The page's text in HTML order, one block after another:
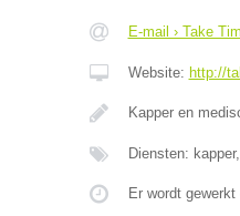
E-mail › Take
Website: http://
Kapper en
Diensten:
Er wordt